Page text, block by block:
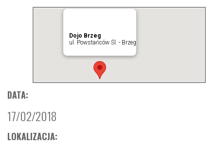
Dojo Brzeg
ul. Powstańców Śl. - Brzeg
DATA:
17/02/2018
LOKALIZACJA: